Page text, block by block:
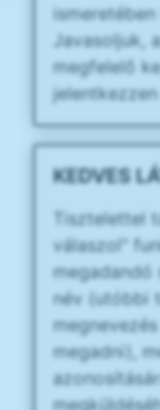
Javasoljuk,
megfelelő
KEDVES
Tisztelettel
válaszol"
megadandó
név (utóbbi
megadni),